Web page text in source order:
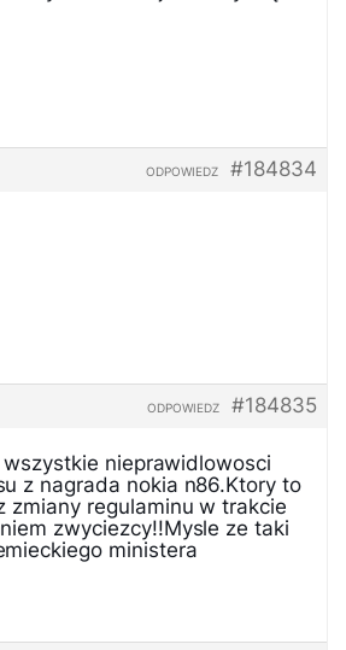
#184834
ODPOWIEDZ
#184835
ODPOWIEDZ
nieprawidlowosci
z nagrada nokia n86.Ktory to
zmiany regulaminu w trakcie
zwyciezcy!!Mysle ze taki
ministera